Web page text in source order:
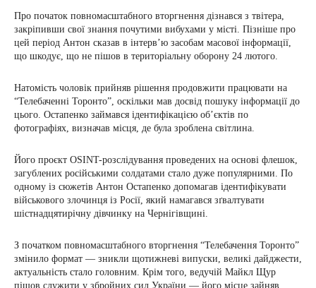
Про початок повномасштабного вторгнення дізнався з твітера,
закріпивши свої знання почутими вибухами у місті. Пізніше про
цей період Антон сказав в інтерв’ю засобам масової інформації,
що шкодує, що не пішов в територіальну оборону 24 лютого.
Натомість чоловік прийняв рішення продовжити працювати на
“Телебаченні Торонто”, оскільки мав досвід пошуку інформації до
цього. Остапенко займався ідентифікацією об’єктів по
фотографіях, визначав місця, де була зроблена світлина.
Його проєкт OSINT-розслідування проведених на основі флешок,
загублених російськими солдатами стало дуже популярними. По
одному із сюжетів Антон Остапенко допомагав ідентифікувати
військового злочинця із Росії, який намагався зґвалтувати
шістнадцятирічну дівчинку на Чернігівщині.
З початком повномасштабного вторгнення “Телебачення Торонто”
змінило формат — зникли щотижневі випуски, великі дайджести,
актуальність стало головним. Крім того, ведучій Майкл Щур
пішов служити у збройних сил України — його місце зайняв